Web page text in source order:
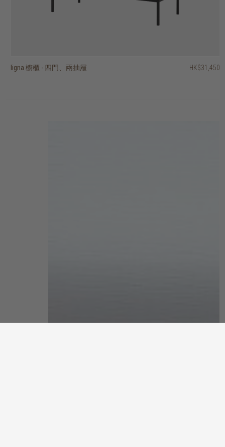
ligna 櫥櫃 - 四門、兩抽屜 HK$31,450
hopper 三門展示櫃 HK$39,950
vision 櫥櫃 - 兩門、單抽屜 HK$13,450
vision 四門櫥櫃 HK$14,450
fissure II 展示櫃 - 兩門、三抽屜 HK$14,950
fissure II 兩門展示櫃 HK$11,950
motion 櫥櫃 - 兩門 HK$19,950
motion 櫥櫃 - 兩質感玻璃門 HK$19,950
shadow 四門櫥櫃 HK$29,450
grooves 櫥櫃 - 兩門、兩抽屜 HK$25,450